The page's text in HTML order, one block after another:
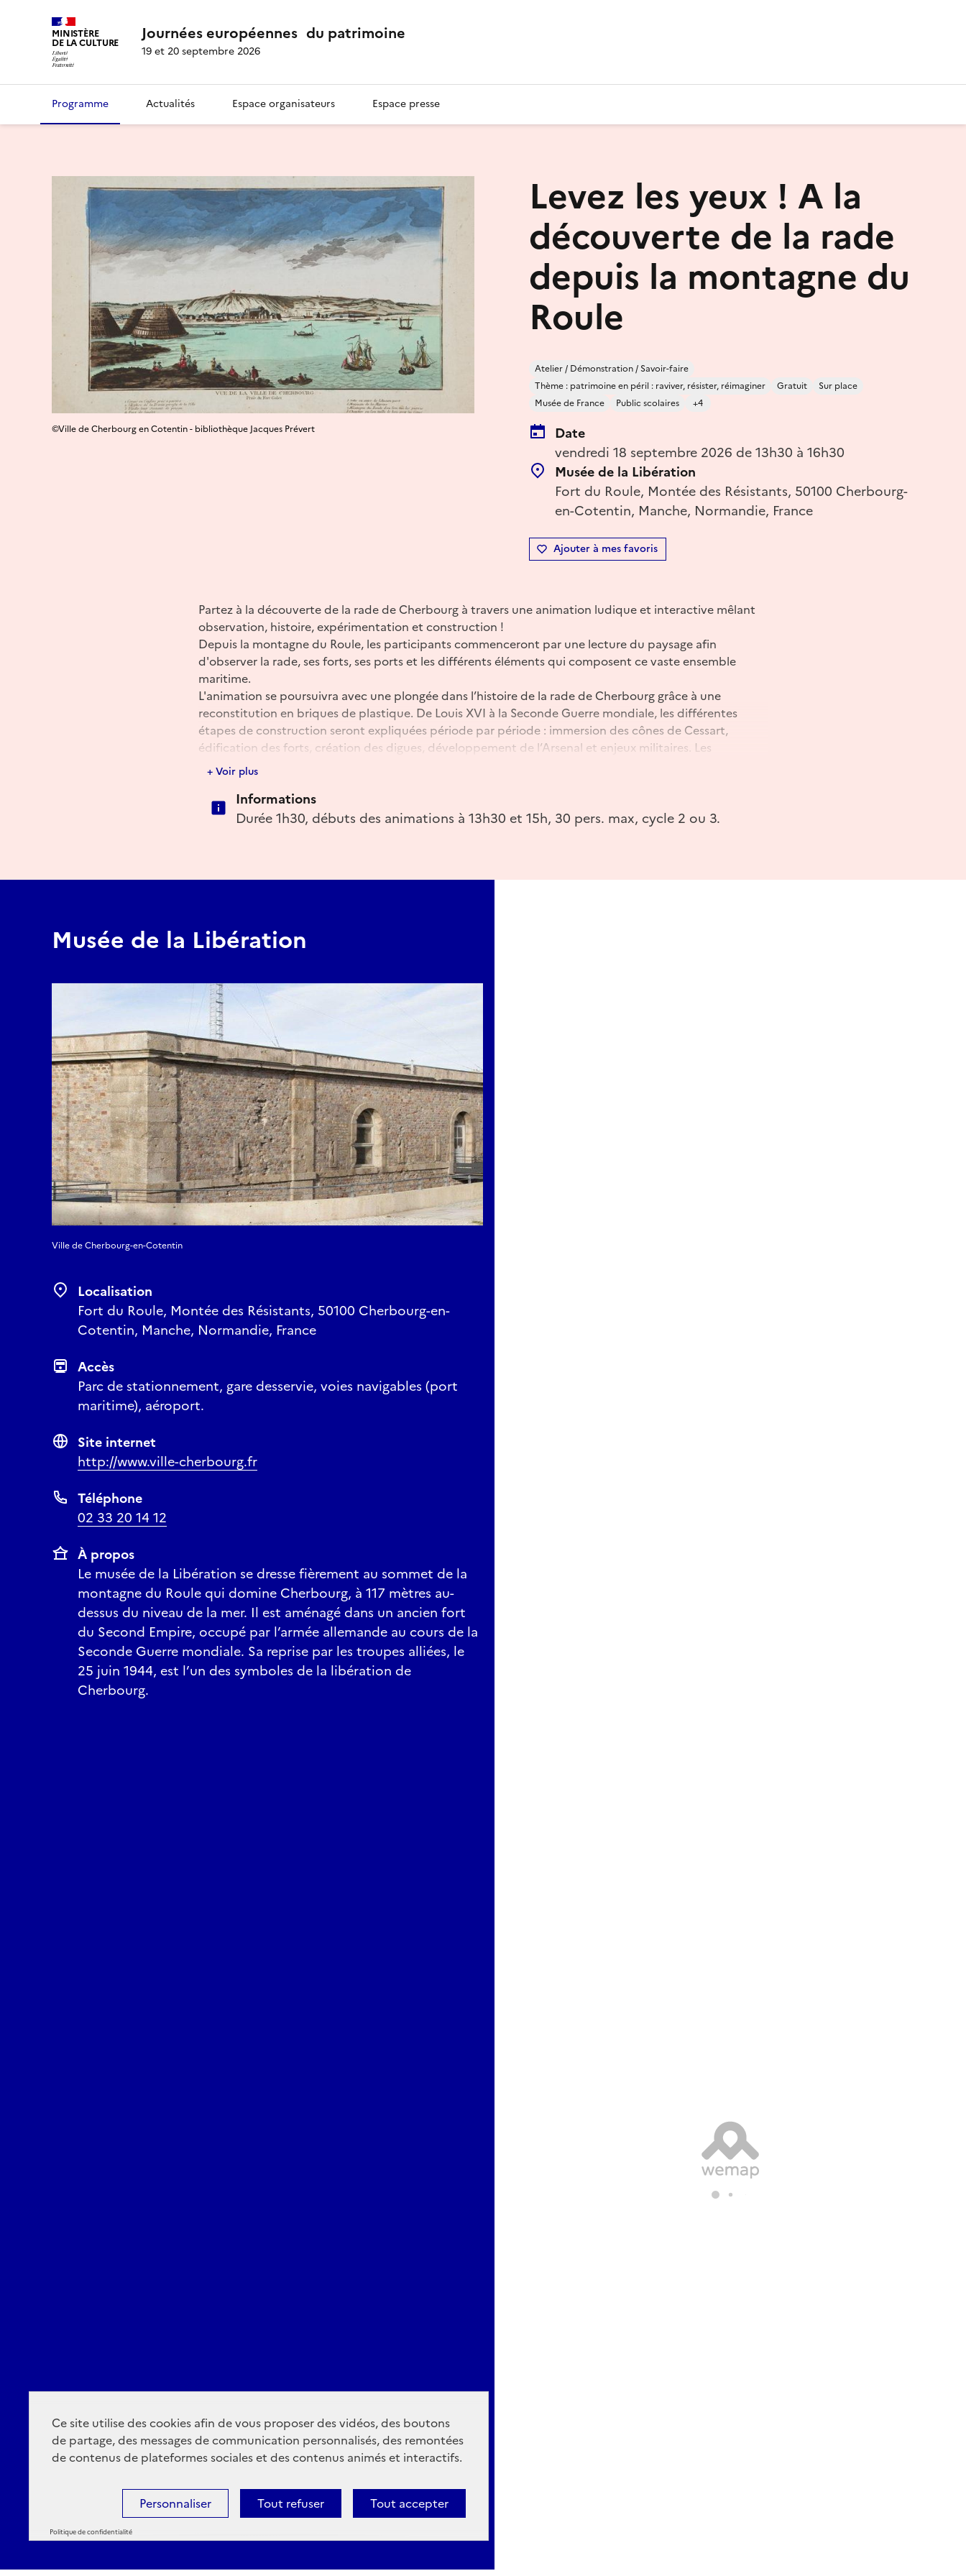
Ce site utilise des cookies afin de vous proposer des vidéos, des boutons
de partage, des messages de communication personnalisés, des remontées
de contenus de plateformes sociales et des contenus animés et interactifs.
Tout accepter
Tout refuser
Personnaliser
Politique de confidentialité
MINISTÈRE
DE LA CULTURE Journées européennes du patrimoine
19 et 20 septembre 2026
Programme Actualités Espace organisateurs Espace presse
Levez les yeux ! A la
découverte de la rade
depuis la montagne du
Roule
Atelier / Démonstration / Savoir-faire
Thème : patrimoine en péril : raviver, résister, réimaginer
Gratuit
Sur place
Musée de France
Public scolaires +4
Date
vendredi 18 septembre 2026 de 13h30 à 16h30
Musée de la Libération
Fort du Roule, Montée des Résistants, 50100 Cherbourg-
en-Cotentin, Manche, Normandie, France
Ajouter à mes favoris
©Ville de Cherbourg en Cotentin - bibliothèque Jacques Prévert
Partez à la découverte de la rade de Cherbourg à travers une animation ludique et interactive mêlant
observation, histoire, expérimentation et construction !
Depuis la montagne du Roule, les participants commenceront par une lecture du paysage afin
d'observer la rade, ses forts, ses ports et les différents éléments qui composent ce vaste ensemble
maritime.
L'animation se poursuivra avec une plongée dans l’histoire de la rade de Cherbourg grâce à une
reconstitution en briques de plastique. De Louis XVI à la Seconde Guerre mondiale, les différentes
étapes de construction seront expliquées période par période : immersion des cônes de Cessart,
édification des forts, création des digues, développement de l’Arsenal et enjeux militaires. Les
participants deviendront ensuite de véritables ingénieurs. Par petits groupes, ils devront imaginer et
construire leur propre rade à l’aide de briques de plastique afin de protéger les ports et la ville face aux
vagues simulées dans un mini bassin. Une manière amusante de comprendre les défis techniques
rencontrés par les ingénieurs de I'époque
barbara.hirard@cherbourg.fr
+ Voir plus
Informations
Durée 1h30, débuts des animations à 13h30 et 15h, 30 pers. max, cycle 2 ou 3.
Musée de la Libération
Ville de Cherbourg-en-Cotentin
Localisation
Fort du Roule, Montée des Résistants, 50100 Cherbourg-en-
Cotentin, Manche, Normandie, France
Accès
Parc de stationnement, gare desservie, voies navigables (port
maritime), aéroport.
Site internet
http://www.ville-cherbourg.fr
Téléphone
02 33 20 14 12
À propos
Le musée de la Libération se dresse fièrement au sommet de la
montagne du Roule qui domine Cherbourg, à 117 mètres au-
dessus du niveau de la mer. Il est aménagé dans un ancien fort
du Second Empire, occupé par l’armée allemande au cours de la
Seconde Guerre mondiale. Sa reprise par les troupes alliées, le
25 juin 1944, est l’un des symboles de la libération de
Cherbourg.